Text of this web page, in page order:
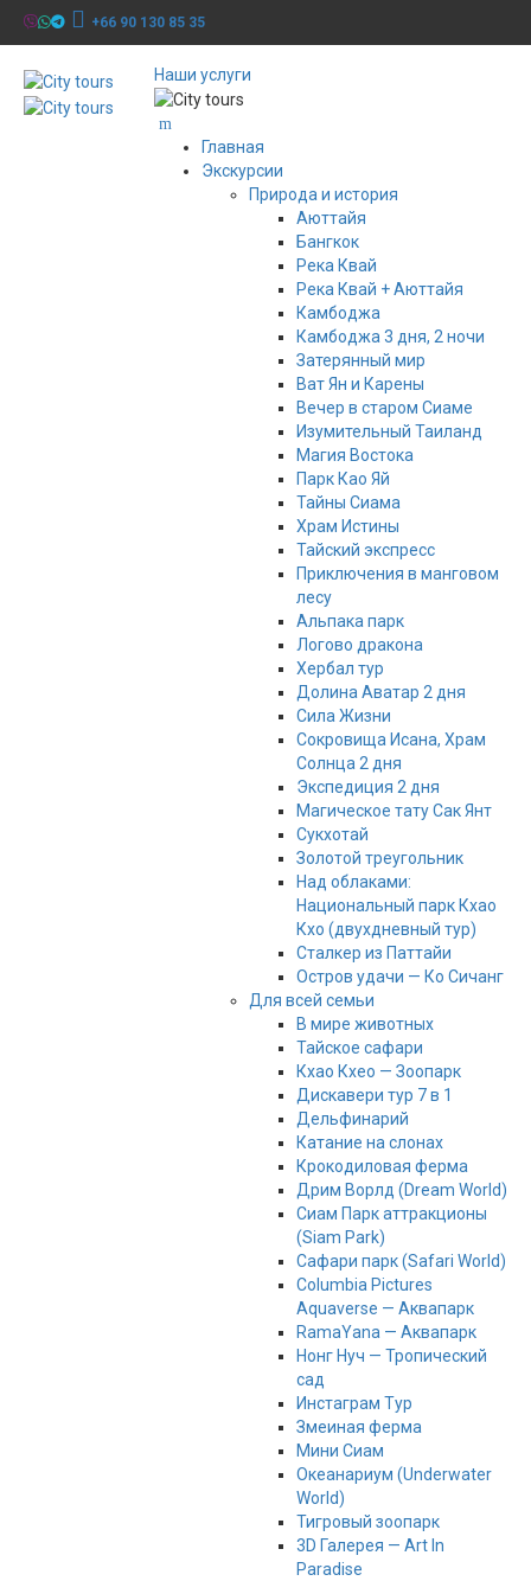
+66 90 130 85 35
Наши услуги
Главная
Экскурсии
Природа и история
Аюттайя
Бангкок
Река Квай
Река Квай + Аюттайя
Камбоджа
Камбоджа 3 дня, 2 ночи
Затерянный мир
Ват Ян и Карены
Вечер в старом Сиаме
Изумительный Таиланд
Магия Востока
Парк Као Яй
Тайны Сиама
Храм Истины
Тайский экспресс
Приключения в манговом
лесу
Альпака парк
Логово дракона
Хербал тур
Долина Аватар 2 дня
Сила Жизни
Сокровища Исана, Храм
Солнца 2 дня
Экспедиция 2 дня
Магическое тату Cак Янт
Сукхотай
Золотой треугольник
Над облаками:
Национальный парк Кхао
Кхо (двухдневный тур)
Сталкер из Паттайи
Остров удачи — Ко Сичанг
Для всей семьи
В мире животных
Тайское сафари
Кхао Кхео — Зоопарк
Дискавери тур 7 в 1
Дельфинарий
Катание на слонах
Крокодиловая ферма
Дрим Ворлд (Dream World)
Сиам Парк аттракционы
(Siam Park)
Сафари парк (Safari World)
Columbia Pictures
Aquaverse — Аквапарк
RamaYana — Аквапарк
Нонг Нуч — Тропический
сад
Инстаграм Тур
Змеиная ферма
Мини Сиам
Океанариум (Underwater
World)
Тигровый зоопарк
3D Галерея — Art In
Paradise